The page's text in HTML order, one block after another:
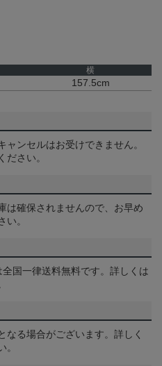
横
157.5cm
ンセルはお受けできません。
ださい。
は確保されませんので、お早め
い。
国一律送料無料です。詳しくは
なる場合がございます。詳しく
。